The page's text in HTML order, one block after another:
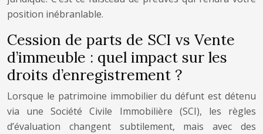
position inébranlable.
Cession de parts de SCI vs Vente
d’immeuble : quel impact sur les
droits d’enregistrement ?
Lorsque le patrimoine immobilier du défunt est détenu
via une Société Civile Immobilière (SCI), les règles
d’évaluation changent subtilement, mais avec des